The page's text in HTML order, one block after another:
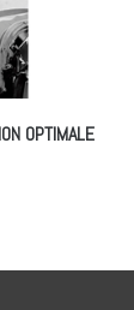
OPTIMALE